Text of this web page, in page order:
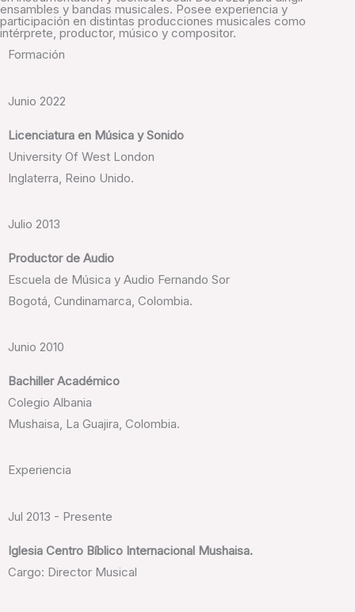
ensambles y bandas musicales. Posee experiencia y
participación en distintas producciones musicales como
intérprete, productor, músico y compositor.
Formación
Junio 2022
Licenciatura en Música y Sonido
University Of West London
Inglaterra, Reino Unido.
Julio 2013
Productor de Audio
Escuela de Música y Audio Fernando Sor
Bogotá, Cundinamarca, Colombia.
Junio 2010
Bachiller Académico
Colegio Albania
Mushaisa, La Guajira, Colombia.
Experiencia
Jul 2013 - Presente
Iglesia Centro Bíblico Internacional Mushaisa.
Cargo: Director Musical